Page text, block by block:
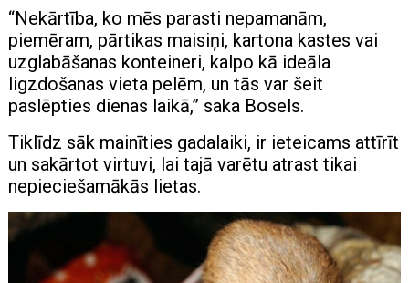
“Nekārtība, ko mēs parasti nepamanām,
piemēram, pārtikas maisiņi, kartona kastes vai
uzglabāšanas konteineri, kalpo kā ideāla
ligzdošanas vieta pelēm, un tās var šeit
paslēpties dienas laikā,” saka Bosels.
Tiklīdz sāk mainīties gadalaiki, ir ieteicams attīrīt
un sakārtot virtuvi, lai tajā varētu atrast tikai
nepieciešamākās lietas.